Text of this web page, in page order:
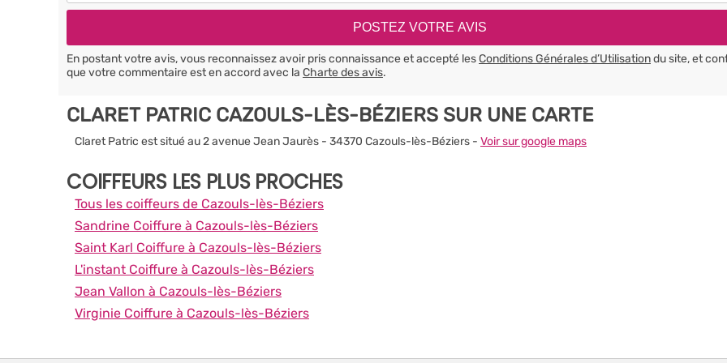
En postant votre avis, vous reconnaissez avoir pris connaissance et accepté lesConditions Générales d’Utilisationdu site, et
que votre commentaire est en accord avec la Charte des avis.
CLARET PATRIC CAZOULS-LÈS-BÉZIERS SUR UNE CARTE
Claret Patric est situé au 2 avenue Jean Jaurès - 34370 Cazouls-lès-Béziers - Voir sur google maps
COIFFEURS LES PLUS PROCHES
Tous les coiffeurs de Cazouls-lès-Béziers
Sandrine Coiffure à Cazouls-lès-Béziers
Saint Karl Coiffure à Cazouls-lès-Béziers
L'instant Coiffure à Cazouls-lès-Béziers
Jean Vallon à Cazouls-lès-Béziers
Virginie Coiffure à Cazouls-lès-Béziers